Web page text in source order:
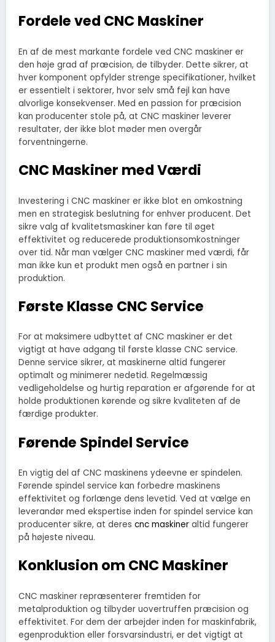
Fordele ved CNC Maskiner
En af de mest markante fordele ved CNC maskiner er
den høje grad af præcision, de tilbyder. Dette sikrer, at
hver komponent opfylder strenge specifikationer, hvilket
er essentielt i sektorer, hvor selv små fejl kan have
alvorlige konsekvenser. Med en passion for præcision
kan producenter stole på, at CNC maskiner leverer
resultater, der ikke blot møder men overgår
forventningerne.
CNC Maskiner med Værdi
Investering i CNC maskiner er ikke blot en omkostning
men en strategisk beslutning for enhver producent. Det
sikre valg af kvalitetsmaskiner kan føre til øget
effektivitet og reducerede produktionsomkostninger
over tid. Når man vælger CNC maskiner med værdi, får
man ikke kun et produkt men også en partner i sin
produktion.
Første Klasse CNC Service
For at maksimere udbyttet af CNC maskiner er det
vigtigt at have adgang til første klasse CNC service.
Denne service sikrer, at maskinerne altid fungerer
optimalt og minimerer nedetid. Regelmæssig
vedligeholdelse og hurtig reparation er afgørende for at
holde produktionen kørende og sikre kvaliteten af de
færdige produkter.
Førende Spindel Service
En vigtig del af CNC maskinens ydeevne er spindelen.
Førende spindel service kan forbedre maskinens
effektivitet og forlænge dens levetid. Ved at vælge en
leverandør med ekspertise inden for spindel service kan
producenter sikre, at deres cnc maskiner altid fungerer
på højeste niveau.
Konklusion om CNC Maskiner
CNC maskiner repræsenterer fremtiden for
metalproduktion og tilbyder uovertruffen præcision og
effektivitet. For dem der arbejder inden for maskinfabrik,
egenproduktion eller forsvarsindustri, er det vigtigt at